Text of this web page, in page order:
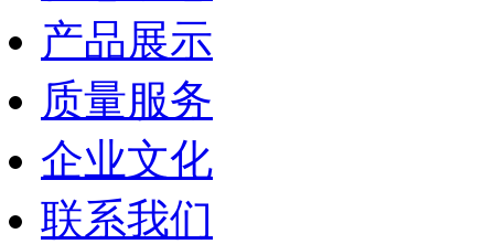
产品展示
质量服务
企业文化
联系我们